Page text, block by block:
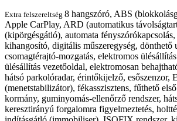
Extra felszereltség 8 hangszóró, ABS
Apple CarPlay, ARD (automatikus
(kipörgésgátló), automata
kihangosító, digitális műszeregység, dönthető
csomagtérajtó-mozgatás, elektromos
ülésállítás vezetőoldal, elektromosan
hátsó parkolóradar, érintőkijelző, esőszenzor,
(menetstabilizátor), fékasszisztens, fűthető
kormány, guminyomás-ellenőrző rendszer,
keresztirányú forgalomra figyelmeztetés,